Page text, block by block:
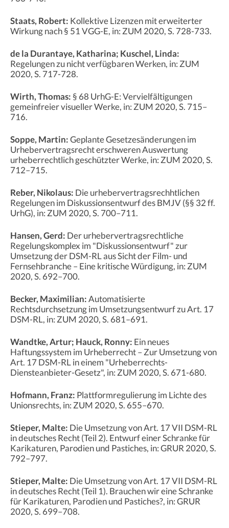
Staats, Robert: Kollektive Lizenzen mit erweiterter
Wirkung nach § 51 VGG-E, in: ZUM 2020, S. 728-733.
de la Durantaye, Katharina; Kuschel, Linda:
Regelungen zu nicht verfügbaren Werken, in: ZUM
2020, S. 717-728.
Wirth, Thomas: § 68 UrhG-E: Vervielfältigungen
gemeinfreier visueller Werke, in: ZUM 2020, S. 715–
716.
Soppe, Martin:Geplante Gesetzesänderungen im
Urhebervertragsrecht erschweren Auswertung
urheberrechtlich geschützter Werke, in: ZUM 2020, S.
712–715.
Reber, Nikolaus: Die urhebervertragsrechhtlichen
Regelungen im Diskussionsentwurf des BMJV (§§ 32 ff.
UrhG), in: ZUM 2020, S. 700–711.
Hansen, Gerd: Der urhebervertragsrechtliche
Regelungskomplex im "Diskussionsentwurf" zur
Umsetzung der DSM-RL aus Sicht der Film- und
Fernsehbranche – Eine kritische Würdigung, in: ZUM
2020, S. 692–700.
Becker, Maximilian:Automatisierte
Rechtsdurchsetzung im Umsetzungsentwurf zu Art. 17
DSM-RL, in: ZUM 2020, S. 681–691.
Wandtke, Artur; Hauck, Ronny: Ein neues
Haftungssystem im Urheberrecht – Zur Umsetzung von
Art. 17 DSM-RL in einem "Urheberrechts-
Diensteanbieter-Gesetz", in: ZUM 2020, S. 671-680.
Hofmann, Franz: Plattformregulierung im Lichte des
Unionsrechts, in: ZUM 2020, S. 655–670.
Stieper, Malte: Die Umsetzung von Art. 17 VII DSM-RL
in deutsches Recht (Teil 2). Entwurf einer Schranke für
Karikaturen, Parodien und Pastiches, in: GRUR 2020, S.
792–797.
Stieper, Malte: Die Umsetzung von Art. 17 VII DSM-RL
in deutsches Recht (Teil 1). Brauchen wir eine Schranke
für Karikaturen, Parodien und Pastiches?, in: GRUR
2020, S. 699–708.